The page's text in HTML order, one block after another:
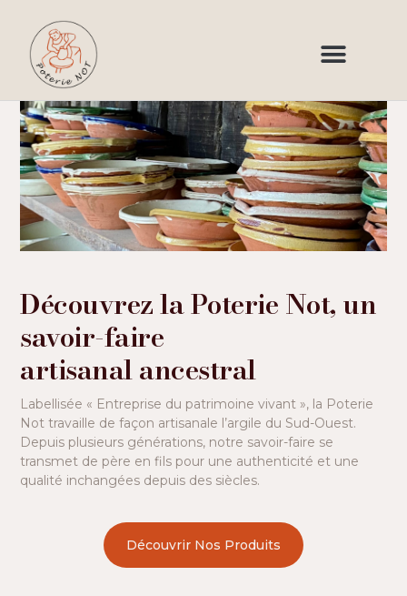
Découvrez la Poterie Not, un
savoir-faire
artisanal ancestral
Labellisée « Entreprise du patrimoine vivant », la Poterie
Not travaille de façon artisanale l’argile du Sud-Ouest.
Depuis plusieurs générations, notre savoir-faire se
transmet de père en fils pour une authenticité et une
qualité inchangées depuis des siècles.
Découvrir Nos Produits